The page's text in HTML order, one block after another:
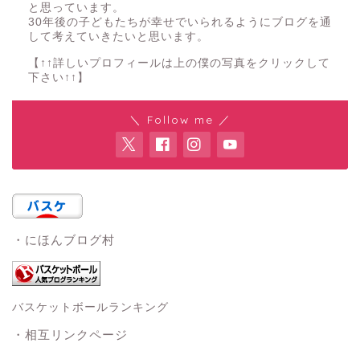
と思っています。
30年後の子どもたちが幸せでいられるようにブログを通
して考えていきたいと思います。
【↑↑詳しいプロフィールは上の僕の写真をクリックして
下さい↑↑】
＼ Follow me ／
・にほんブログ村
バスケットボールランキング
・相互リンクページ